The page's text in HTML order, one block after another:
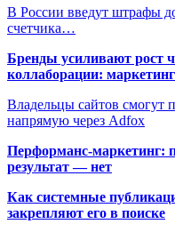
В России введут штрафы
счетчика…
Бренды усиливают рост
коллаборации:
Владельцы сайтов смогут
напрямую через Adfox
Перформанс-маркетинг:
результат — нет
Как системные
закрепляют его в поиске